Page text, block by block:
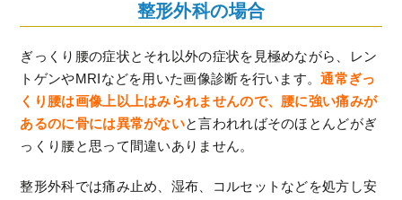
整形外科の場合
ぎっくり腰の症状とそれ以外の症状を見極めながら、レン
トゲンやMRIなどを用いた画像診断を行います。通常ぎっ
くり腰は画像上以上はみられませんので、腰に強い痛みが
あるのに骨には異常がないと言われればそのほとんどがぎ
っくり腰と思って間違いありません。
整形外科では痛み止め、湿布、コルセットなどを処方し安